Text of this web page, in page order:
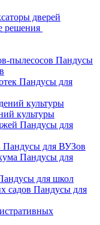
дверей
решения
Пандусы
Пандусы для
культуры
Пандусы для
Пандусы для ВУЗов
Пандусы для
для школ
Пандусы для